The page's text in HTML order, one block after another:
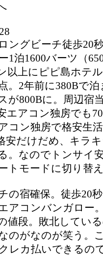
ングビーチ徒歩20
1泊1600バーツ（
以上にピピ島ホテ
。2年前に380Bで
が800Bに。周辺宿
エアコン独房でも
コン独房で格安生
安だけだめ、キラ
。なのでトンサイ
トモードに切り替え
の宿確保。徒歩20
アコンバンガロー
値段。敗北してい
のがなのが笑う。
レカ払いできるの